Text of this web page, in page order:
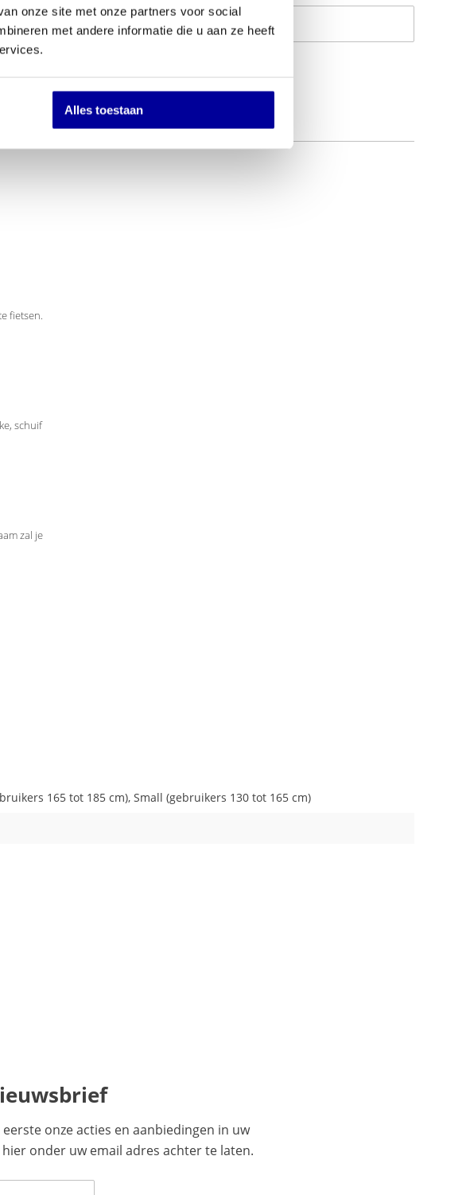
onze site met onze partners voor social
met andere informatie die u aan ze heeft
Alles toestaan
Op verlanglijstje
fietsen.
schuif
zal je
165 tot 185 cm), Small (gebruikers 130 tot 165 cm)
onze acties en aanbiedingen in uw
onder uw email adres achter te laten.